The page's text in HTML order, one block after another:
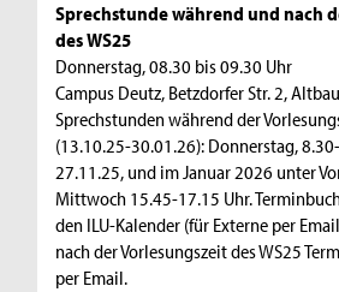
Sprechstunde während und nach
des WS25
Donnerstag, 08.30 bis 09.30 Uhr
Campus Deutz, Betzdorfer Str. 2,
Sprechstunden während der
(13.10.25-30.01.26): Donnerstag,
27.11.25, und im Januar 2026 unter
Mittwoch 15.45-17.15 Uhr.
den ILU-Kalender (für Externe per
nach der Vorlesungszeit des WS25
per Email.